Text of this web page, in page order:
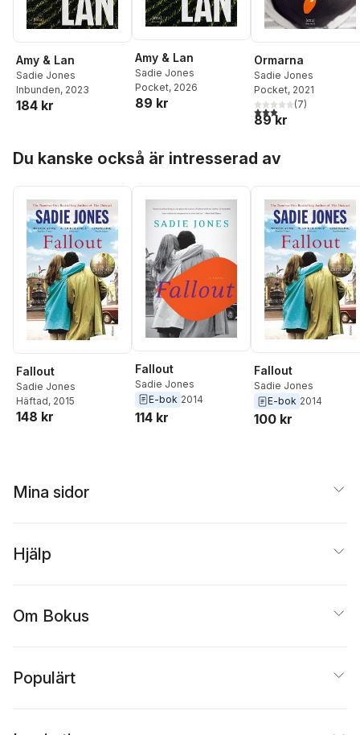
Amy & Lan
Sadie Jones
Inbunden, 2023
184 kr
Amy & Lan
Sadie Jones
Pocket, 2026
89 kr
Ormarna
Sadie Jones
Pocket, 2021
2,9utav 5 stjärnor.
(7)
89 kr
Du kanske också är intresserad av
Fallout
Sadie Jones
Häftad, 2015
148 kr
Fallout
Sadie Jones
E-bok 2014
114 kr
Fallout
Sadie Jones
E-bok 2014
100 kr
Mina sidor
Hjälp
Om Bokus
Populärt